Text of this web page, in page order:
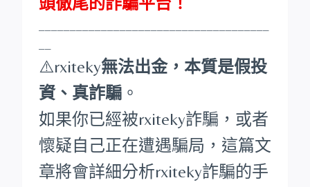
⚠️rxiteky無法出金，本質是假投
資、真詐騙 。
如果你已經被rxiteky詐騙，或者
懷疑自己正在遭遇騙局，這篇文
章將會詳細分析rxiteky詐騙的手